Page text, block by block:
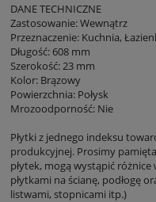
DANE TECHNICZNE
Zastosowanie: Wewnątrz
Przeznaczenie: Kuchnia,
Długość: 608 mm
Szerokość: 23 mm
Kolor: Brązowy
Powierzchnia: Połysk
Mrozoodporność: Nie
Płytki z jednego indeksu
produkcyjnej. Prosimy
płytek, mogą wystąpić
płytkami na ścianę, podłogę
listwami, stopnicami itp.)